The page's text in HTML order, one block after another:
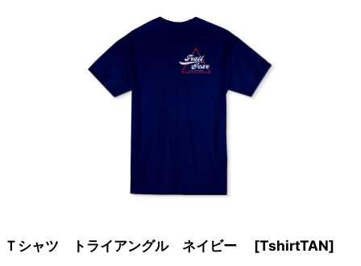
Ｔシャツ トライアングル ネイビー [TshirtTAN]